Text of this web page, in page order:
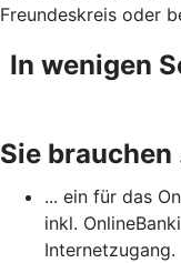
Freundeskreis oder
In wenigen
Sie brauchen
... ein für das
inkl.
Internetzugang.